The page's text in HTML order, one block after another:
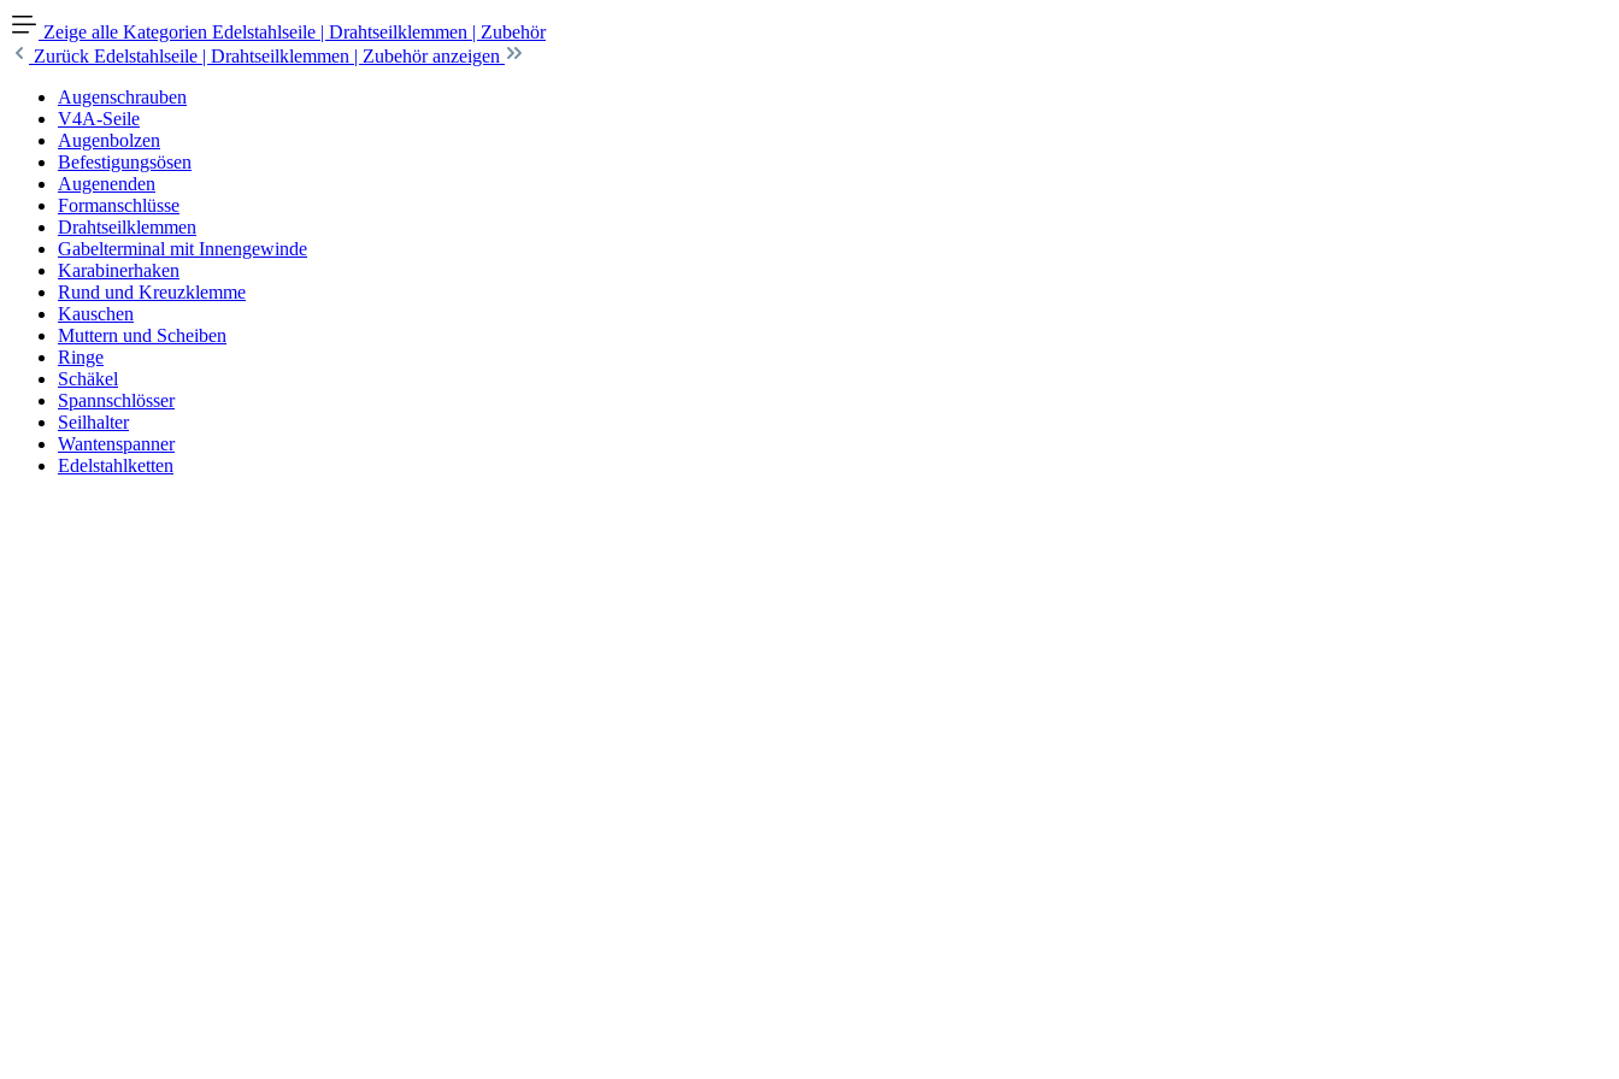
Zeige alle Kategorien Edelstahlseile | Drahtseilklemmen | Zubehör
Zurück Edelstahlseile | Drahtseilklemmen | Zubehör anzeigen
Augenschrauben
V4A-Seile
Augenbolzen
Befestigungsösen
Augenenden
Formanschlüsse
Drahtseilklemmen
Gabelterminal mit Innengewinde
Karabinerhaken
Rund und Kreuzklemme
Kauschen
Muttern und Scheiben
Ringe
Schäkel
Spannschlösser
Seilhalter
Wantenspanner
Edelstahlketten